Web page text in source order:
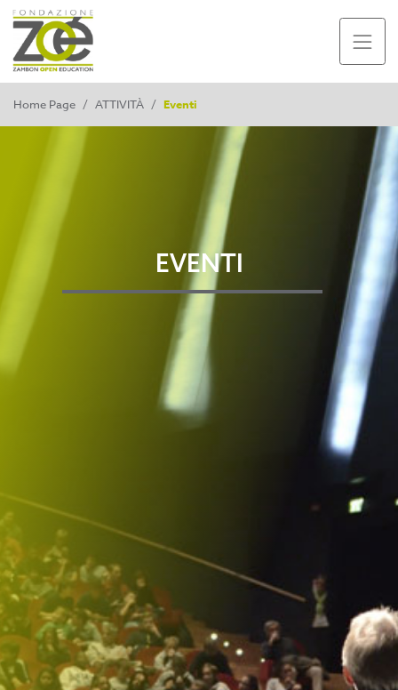
Home Page / ATTIVITÀ / Eventi
EVENTI